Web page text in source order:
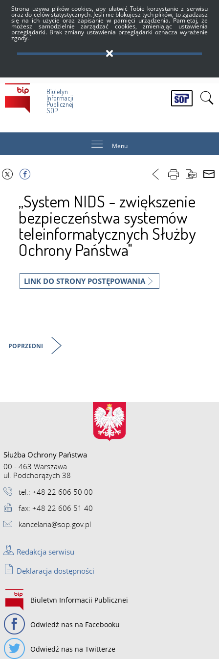
Strona używa plików cookies, aby ułatwić Tobie korzystanie z serwisu
oraz do celów statystycznych. Jeśli nie blokujesz tych plików, to zgadzasz
się na ich użycie oraz zapisanie w pamięci urządzenia. Pamiętaj, że
możesz samodzielnie zarządzać cookies, zmieniając ustawienia
przeglądarki. Brak zmiany ustawienia przeglądarki oznacza wyrażenie
zgody.
Biuletyn
Informacji
Publicznej
SOP
Menu
„System NIDS - zwiększenie
bezpieczeństwa systemów
teleinformatycznych Służby
Ochrony Państwa"
LINK DO STRONY POSTĘPOWANIA
POPRZEDNI
Służba Ochrony Państwa
00 - 463 Warszawa
ul. Podchorążych 38
tel.: +48 22 606 50 00
fax: +48 22 606 51 40
kancelaria@sop.gov.pl
Redakcja serwisu
Deklaracja dostępności
Biuletyn Informacji Publicznej
Odwiedź nas na Facebooku
Odwiedź nas na Twitterze